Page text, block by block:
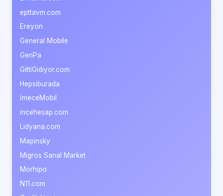
epttavm.com
Ereyon
General Mobile
GenPa
GittiGidiyor.com
Hepsiburada
İmeceMobil
incehesap.com
Lidyana.com
Mapinsky
Migros Sanal Market
Morhipo
N11.com